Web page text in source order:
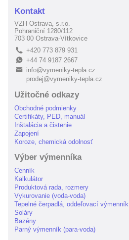
Kontakt
VZH Ostrava, s.r.o.
Pohraniční 1280/112
703 00 Ostrava-Vítkovice
L +420 773 879 931
E+44 74 9187 2667
B
info@vymeniky-tepla.cz
prodej@vymeniky-tepla.cz
Užitočné odkazy
Obchodné podmienky
Certifikáty, PED, manuál
Inštalácia a čistenie
Zapojení
Koroze, chemická odolnosť
Výber výmenníka
Cenník
Kalkulátor
Produktová rada, rozmery
Vykurovanie (voda-voda)
Tepelné čerpadlá, oddeľovací výmenník
Soláry
Bazény
Parný výmenník (para-voda)